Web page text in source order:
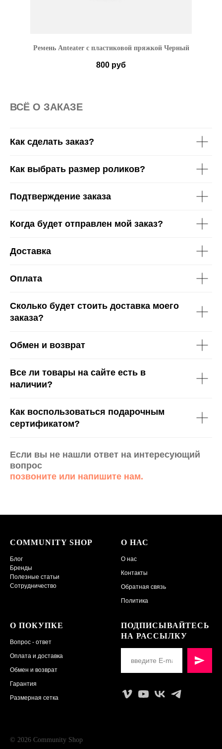
Ремень Anteater с пластиковой пряжкой Черный
800 руб
ВСË О ЗАКАЗЕ
Как сделать заказ?
Как выбрать размер роликов?
Подтверждение заказа
Когда будет отправлен мой заказ?
Доставка
Оплата
Сколько будет стоить доставка моего
заказа?
Обмен и возврат
Все ли товары на сайте есть в
наличии?
Как воспользоваться подарочным
сертификатом?
Если вы не нашли ответ на интересующий
вопрос
позвоните или напишите нам.
COMMUNITY SHOP
Блог
Бренды
Полезные статьи
Сотрудничество
О НАС
О нас
Контакты
Обратная связь
Политика
О ПОКУПКЕ
Вопрос - ответ
Оплата и доставка
Обмен и возврат
Гарантия
Размерная сетка
ПОДПИСЫВАЙТЕСЬ
НА РАССЫЛКУ
© 2026 Community Shop